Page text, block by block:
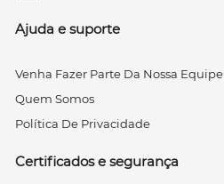
Ajuda e suporte
Venha Fazer Parte Da Nossa Equipe
Quem Somos
Política De Privacidade
Certificados e segurança